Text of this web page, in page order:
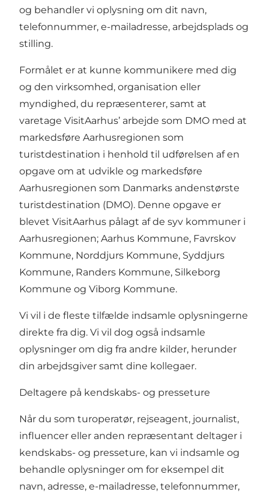
og behandler vi oplysning om dit navn,
telefonnummer, e-mailadresse, arbejdsplads og
stilling.
Formålet er at kunne kommunikere med dig
og den virksomhed, organisation eller
myndighed, du repræsenterer, samt at
varetage VisitAarhus’ arbejde som DMO med at
markedsføre Aarhusregionen som
turistdestination i henhold til udførelsen af en
opgave om at udvikle og markedsføre
Aarhusregionen som Danmarks andenstørste
turistdestination (DMO). Denne opgave er
blevet VisitAarhus pålagt af de syv kommuner i
Aarhusregionen; Aarhus Kommune, Favrskov
Kommune, Norddjurs Kommune, Syddjurs
Kommune, Randers Kommune, Silkeborg
Kommune og Viborg Kommune.
Vi vil i de fleste tilfælde indsamle oplysningerne
direkte fra dig. Vi vil dog også indsamle
oplysninger om dig fra andre kilder, herunder
din arbejdsgiver samt dine kollegaer.
Deltagere på kendskabs- og presseture
Når du som turoperatør, rejseagent, journalist,
influencer eller anden repræsentant deltager i
kendskabs- og presseture, kan vi indsamle og
behandle oplysninger om for eksempel dit
navn, adresse, e-mailadresse, telefonnummer,